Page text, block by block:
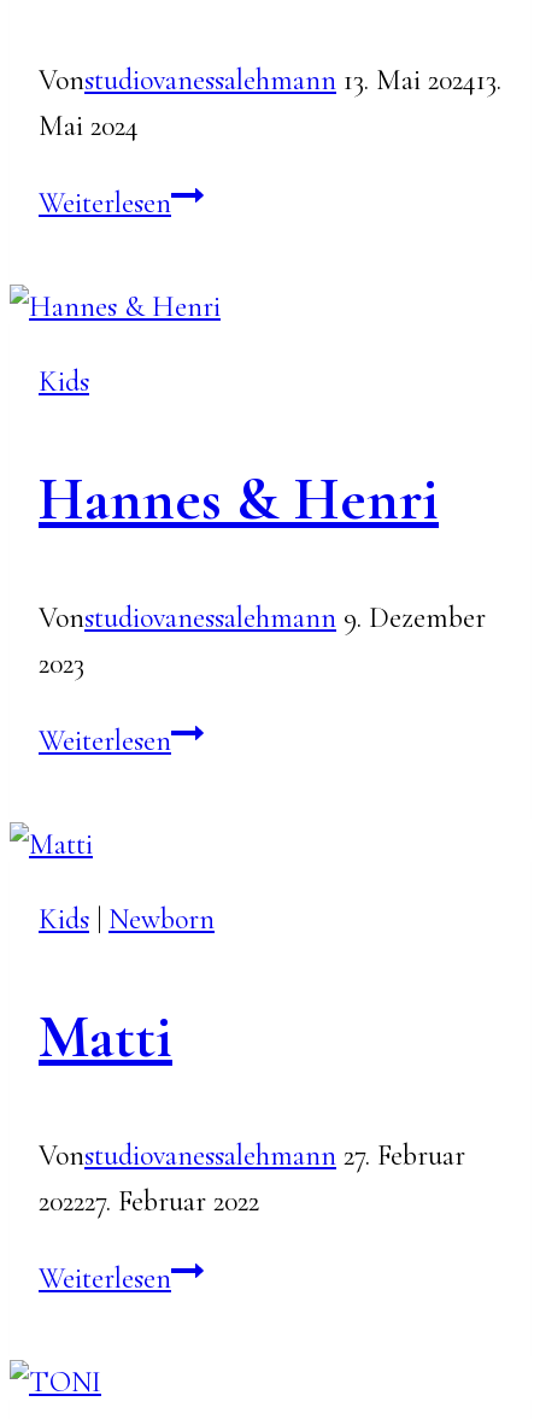
Vonstudiovanessalehmann 13. Mai 202413.
Mai 2024
WeiterlesenKindershooting
Kids
Hannes & Henri
Vonstudiovanessalehmann 9. Dezember
2023
WeiterlesenHannes
Kids Newborn
Matti
Vonstudiovanessalehmann 27. Februar
202227. Februar 2022
WeiterlesenMatti